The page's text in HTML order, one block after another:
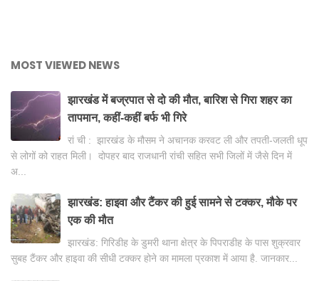
MOST VIEWED NEWS
झारखंड में बज्रपात से दो की मौत, बारिश से गिरा शहर का
तापमान, कहीं-कहीं बर्फ भी गिरे
रां ची : झारखंड के मौसम ने अचानक करवट ली और तपती-जलती धूप
से लोगों को राहत मिली। दोपहर बाद राजधानी रांची सहित सभी जिलों में जैसे दिन में
अ...
झारखंड: हाइवा और टैंकर की हुई सामने से टक्कर, मौके पर
एक की मौत
झारखंड: गिरिडीह के डुमरी थाना क्षेत्र के पिपराडीह के पास शुक्रवार
सुबह टैंकर और हाइवा की सीधी टक्कर होने का मामला प्रकाश में आया है. जानकार...